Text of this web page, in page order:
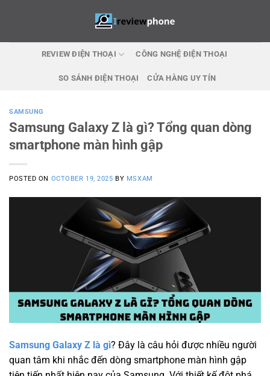
REVIEW ĐIỆN THOẠI CÔNG NGHỆ ĐIỆN THOẠI
SO SÁNH ĐIỆN THOẠI CỬA HÀNG UY TÍN
SAMSUNG
Samsung Galaxy Z là gì? Tổng quan dòng
smartphone màn hình gập
POSTED ON OCTOBER 19, 2025 BY MSXAM
Samsung Galaxy Z là gì? Đây là câu hỏi được nhiều người
quan tâm khi nhắc đến dòng smartphone màn hình gập